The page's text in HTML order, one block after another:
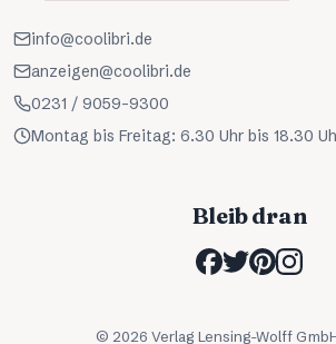
info@coolibri.de
anzeigen@coolibri.de
0231 / 9059-9300
Montag bis Freitag: 6.30 Uhr bis 18.30
Bleib dran
© 2026 Verlag Lensing-Wolff